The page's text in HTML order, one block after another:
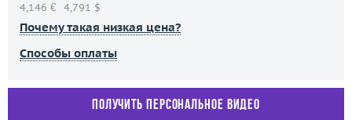
4,146 € 4,791 $
Почему такая низкая цена?
Способы оплаты
Получить персональное видео